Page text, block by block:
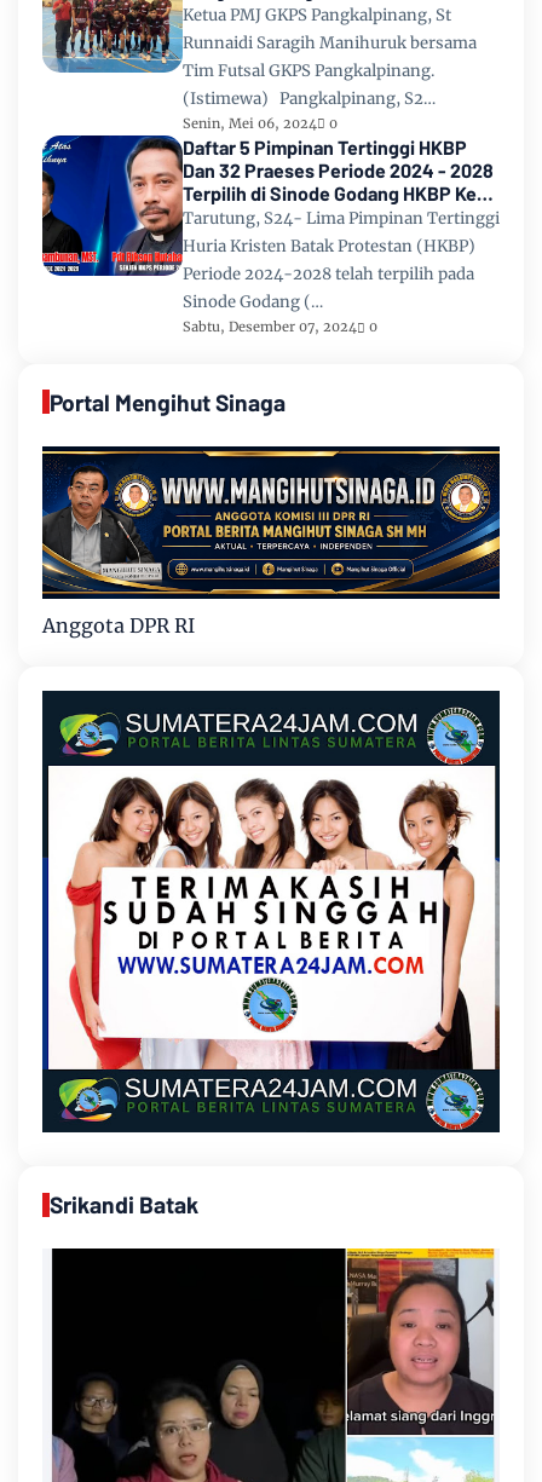
2024
Ketua PMJ GKPS Pangkalpinang, St
Runnaidi Saragih Manihuruk bersama
Tim Futsal GKPS Pangkalpinang.
(Istimewa) Pangkalpinang, S2…
Senin, Mei 06, 2024 0
Daftar 5 Pimpinan Tertinggi HKBP
Dan 32 Praeses Periode 2024 - 2028
Terpilih di Sinode Godang HKBP Ke
67 Tahun 2024
Tarutung, S24- Lima Pimpinan Tertinggi
Huria Kristen Batak Protestan (HKBP)
Periode 2024-2028 telah terpilih pada
Sinode Godang (…
Sabtu, Desember 07, 2024 0
Portal Mengihut Sinaga
Anggota DPR RI
Srikandi Batak